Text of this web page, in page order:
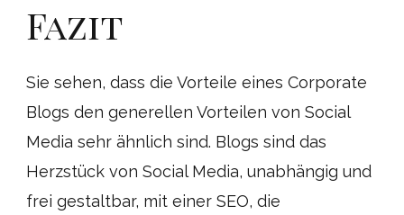
Fazit
Sie sehen, dass die Vorteile eines Corporate
Blogs den generellen Vorteilen von Social
Media sehr ähnlich sind. Blogs sind das
Herzstück von Social Media, unabhängig und
frei gestaltbar, mit einer SEO, die